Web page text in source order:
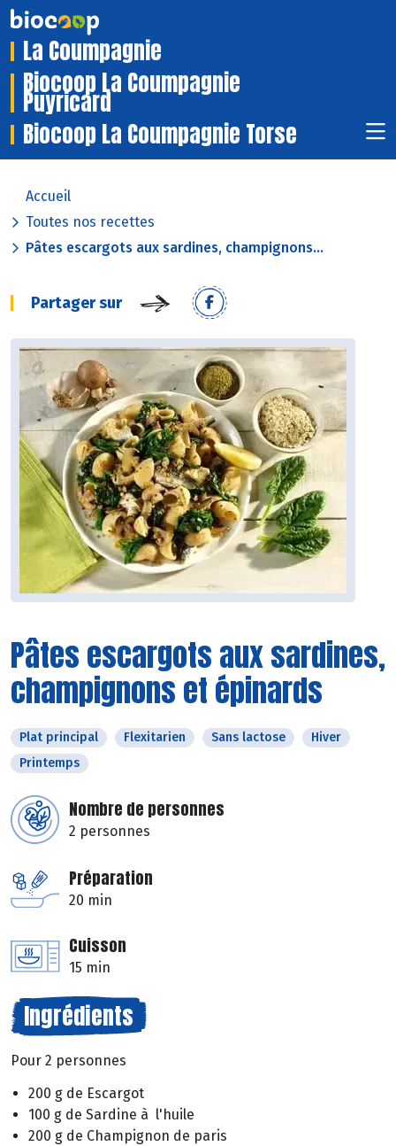
La Coumpagnie
Biocoop La Coumpagnie
Puyricard
Biocoop La Coumpagnie Torse
Accueil
Toutes nos recettes
Pâtes escargots aux sardines, champignons...
Partager sur
Pâtes escargots aux sardines,
champignons et épinards
Plat principal Flexitarien Sans lactose
Hiver
Printemps
Nombre de personnes
2 personnes
Préparation
20 min
Cuisson
15 min
Ingrédients
Pour 2 personnes
200 g de Escargot
100 g de Sardine à l'huile
200 g de Champignon de paris